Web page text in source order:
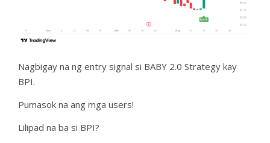
Nagbigay na ng entry signal si BABY 2.0 Strategy kay
BPI.
Pumasok na ang mga users!
Lilipad na ba si BPI?